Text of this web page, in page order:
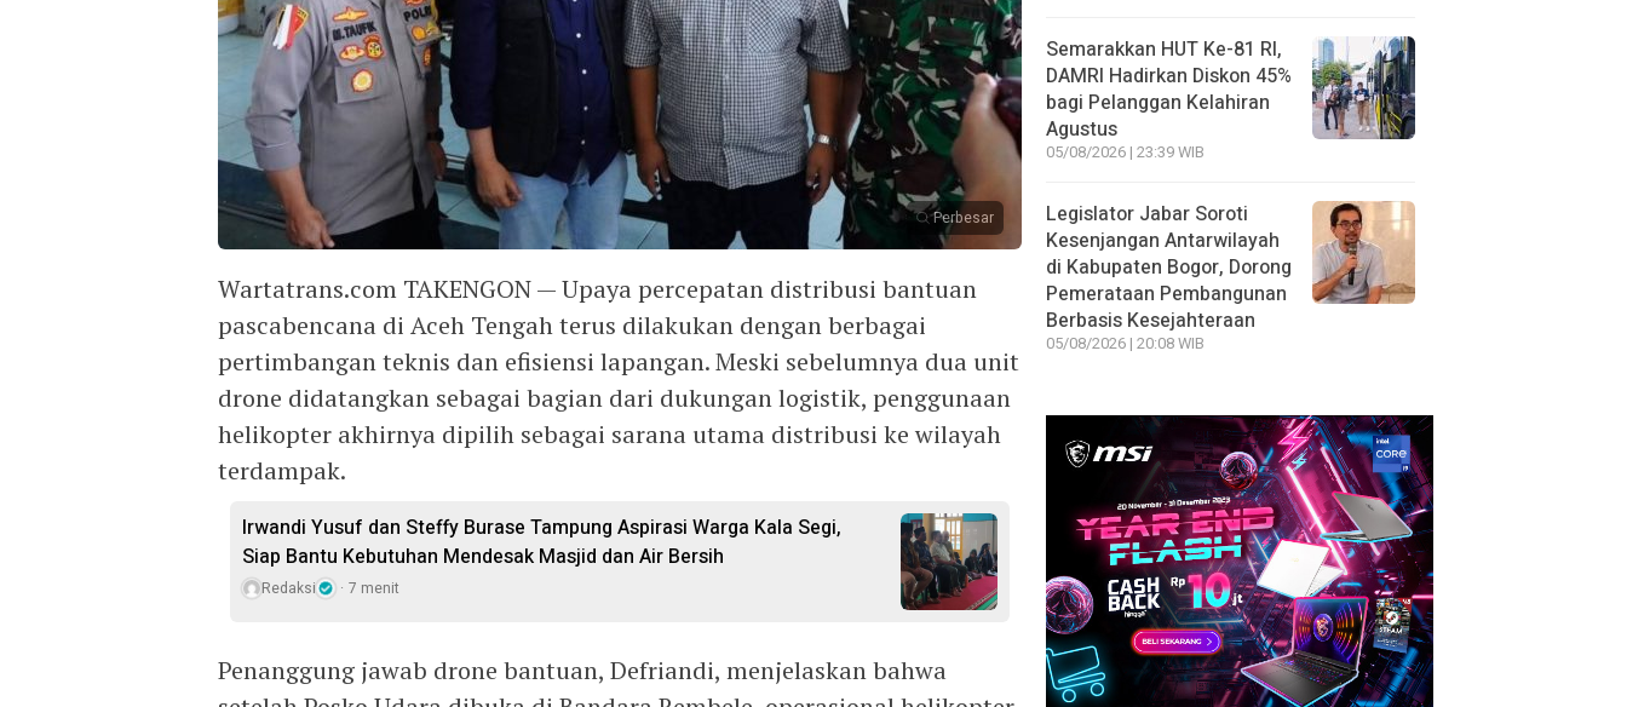
Perbesar
Wartatrans.com TAKENGON — Upaya percepatan distribusi bantuan
pascabencana di Aceh Tengah terus dilakukan dengan berbagai
pertimbangan teknis dan efisiensi lapangan. Meski sebelumnya dua unit
drone didatangkan sebagai bagian dari dukungan logistik, penggunaan
helikopter akhirnya dipilih sebagai sarana utama distribusi ke wilayah
terdampak.
Irwandi Yusuf dan Steffy Burase Tampung Aspirasi Warga Kala Segi,
Siap Bantu Kebutuhan Mendesak Masjid dan Air Bersih
Redaksi 7 menit
Penanggung jawab drone bantuan, Defriandi, menjelaskan bahwa
Semarakkan HUT Ke-81 RI,
DAMRI Hadirkan Diskon 45%
bagi Pelanggan Kelahiran
Agustus
05/08/2026 | 23:39 WIB
Legislator Jabar Soroti
Kesenjangan Antarwilayah
di Kabupaten Bogor, Dorong
Pemerataan Pembangunan
Berbasis Kesejahteraan
05/08/2026 | 20:08 WIB